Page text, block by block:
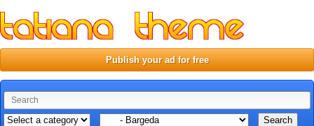
Publish your ad for free
Search